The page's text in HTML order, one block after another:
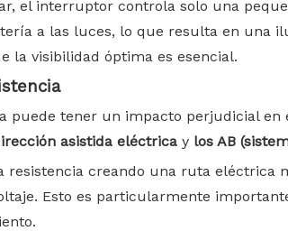
el interruptor controla solo una
a las luces, lo que resulta en una
la visibilidad óptima es esencial.
puede tener un impacto perjudicial
asistida eléctrica y los AB
resistencia creando una ruta eléctrica
Esto es particularmente